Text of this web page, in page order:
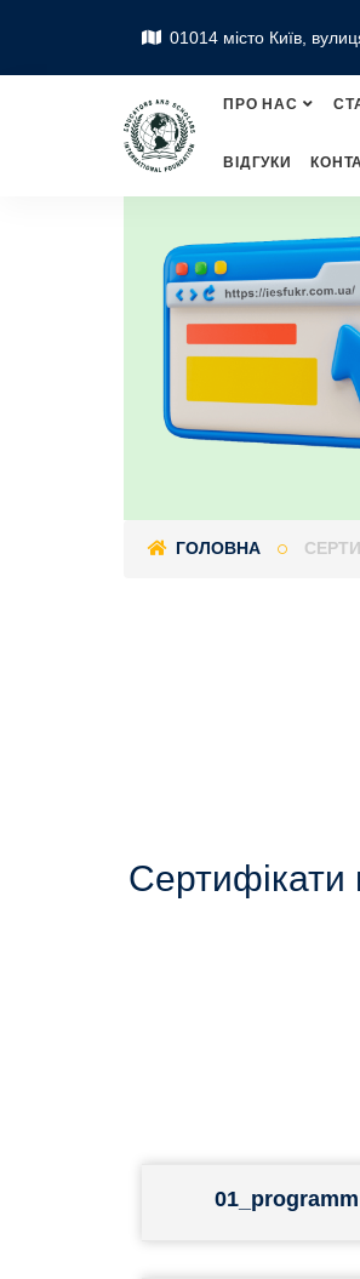
01014 місто Київ,
ПРО НАС
ВІДГУКИ
ГОЛОВНА